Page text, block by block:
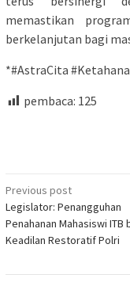
memastikan
berkelanjutan bagi
*#AstraCita
pembaca: 125
Post
navigation
Previous post
Legislator: Penangguhan
Penahanan Mahasiswi ITB
Keadilan Restoratif Polri